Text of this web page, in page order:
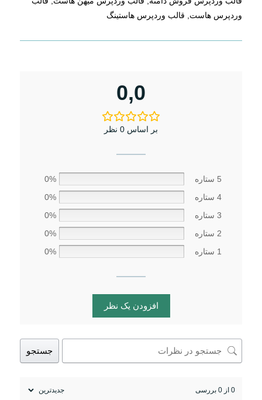
وردپرس هاست
قالب وردپرس هاستینگ
0,0
بر اساس 0 نظر
5 ستاره
0%
4 ستاره
0%
3 ستاره
0%
2 ستاره
0%
1 ستاره
0%
افزودن یک نظر
جستجو
0 از 0 بررسی